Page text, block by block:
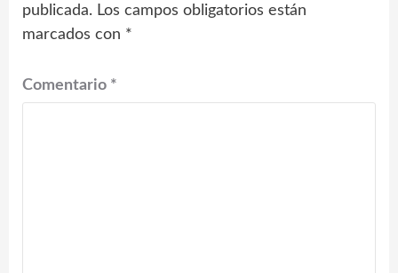
publicada. Los campos obligatorios están
marcados con *
Comentario *